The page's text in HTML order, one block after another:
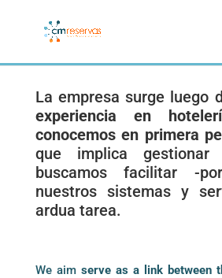
La empresa surge luego
experiencia en
conocemos en primera
que implica
buscamos facilitar -
nuestros sistemas y
ardua tarea.
We aim serve as a link between